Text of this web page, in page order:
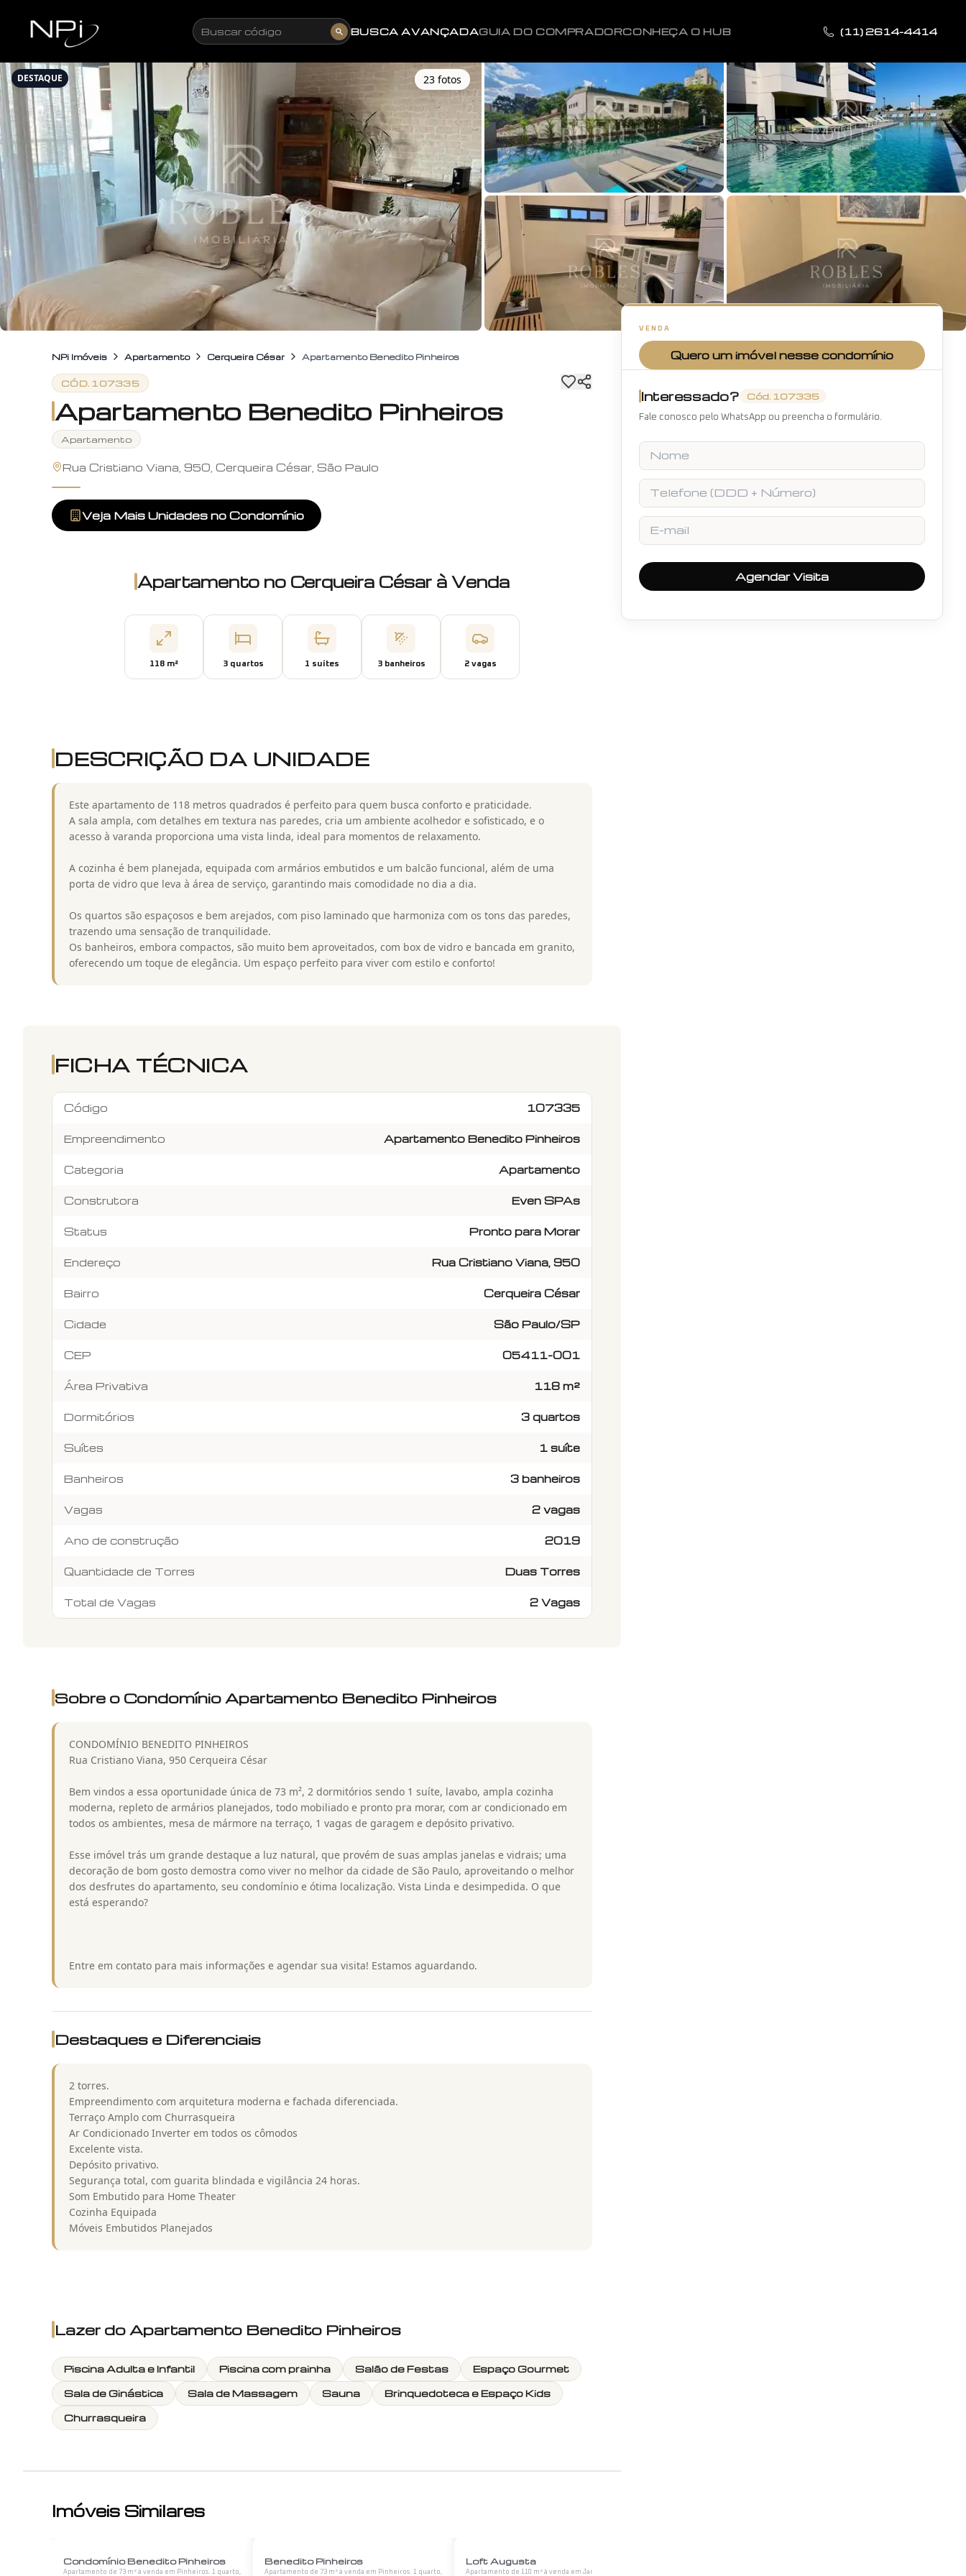
Buscar código BUSCA AVANÇADAGUIA DO COMPRADORCONHEÇA O HUB (11) 2614-4414
DESTAQUE 23 fotos
+18fotos
NPi Imóveis Apartamento Cerqueira César Apartamento Benedito Pinheiros
CÓD. 107335
Apartamento Benedito Pinheiros
Apartamento
Rua Cristiano Viana, 950, Cerqueira César, São Paulo
Veja Mais Unidades no Condomínio
Apartamento no Cerqueira César à Venda
118 m² 3quartos 1 suítes 3banheiros 2vagas
DESCRIÇÃO DA UNIDADE
Este apartamento de 118 metros quadrados é perfeito para quem busca conforto e praticidade.
A sala ampla, com detalhes em textura nas paredes, cria um ambiente acolhedor e sofisticado, e o
acesso à varanda proporciona uma vista linda, ideal para momentos de relaxamento.
A cozinha é bem planejada, equipada com armários embutidos e um balcão funcional, além de uma
porta de vidro que leva à área de serviço, garantindo mais comodidade no dia a dia.
Os quartos são espaçosos e bem arejados, com piso laminado que harmoniza com os tons das paredes,
trazendo uma sensação de tranquilidade.
Os banheiros, embora compactos, são muito bem aproveitados, com box de vidro e bancada em granito,
oferecendo um toque de elegância. Um espaço perfeito para viver com estilo e conforto!
FICHA TÉCNICA
Código 107335
Empreendimento Apartamento Benedito Pinheiros
Categoria Apartamento
Construtora Even SPAs
Status Pronto para Morar
Endereço Rua Cristiano Viana, 950
Bairro Cerqueira César
Cidade São Paulo/SP
CEP 05411-001
Área Privativa 118 m²
Dormitórios 3 quartos
Suítes 1 suíte
Banheiros 3 banheiros
Vagas 2 vagas
Ano de construção 2019
Quantidade de Torres Duas Torres
Total de Vagas 2 Vagas
Sobre o Condomínio Apartamento Benedito Pinheiros
CONDOMÍNIO BENEDITO PINHEIROS
Rua Cristiano Viana, 950 Cerqueira César
Bem vindos a essa oportunidade única de 73 m², 2 dormitórios sendo 1 suíte, lavabo, ampla cozinha
moderna, repleto de armários planejados, todo mobiliado e pronto pra morar, com ar condicionado em
todos os ambientes, mesa de mármore na terraço, 1 vagas de garagem e depósito privativo.
Esse imóvel trás um grande destaque a luz natural, que provém de suas amplas janelas e vidrais; uma
decoração de bom gosto demostra como viver no melhor da cidade de São Paulo, aproveitando o melhor
dos desfrutes do apartamento, seu condomínio e ótima localização. Vista Linda e desimpedida. O que
está esperando?
Entre em contato para mais informações e agendar sua visita! Estamos aguardando.
Destaques e Diferenciais
2 torres.
Empreendimento com arquitetura moderna e fachada diferenciada.
Terraço Amplo com Churrasqueira
Ar Condicionado Inverter em todos os cômodos
Excelente vista.
Depósito privativo.
Segurança total, com guarita blindada e vigilância 24 horas.
Som Embutido para Home Theater
Cozinha Equipada
Móveis Embutidos Planejados
Lazer do Apartamento Benedito Pinheiros
Piscina Adulta e Infantil Piscina com prainha Salão de Festas
Espaço Gourmet
Sala de Ginástica
Sala de Massagem Sauna
Brinquedoteca e Espaço Kids
Churrasqueira
Imóveis Similares
Condomínio Benedito Pinheiros
Apartamento de 73 m² à venda em Pinheiros. 1 quarto,
Benedito Pinheiros
Apartamento de 73 m² à venda em Pinheiros. 1 quarto,
Loft Augusta
Apartamento de 110 m² à venda em Jardins. 2 quartos,
VENDA
Quero um imóvel nesse condomínio
Interessado? Cód. 107335
Fale conosco pelo WhatsApp ou preencha o formulário.
Nome
Telefone
E-mail
Agendar Visita